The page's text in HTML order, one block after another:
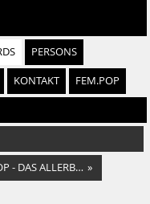
PERSONS
KONTAKT FEM.POP
LET´S HOP - DAS ALLERBESTE ABER FESTE »